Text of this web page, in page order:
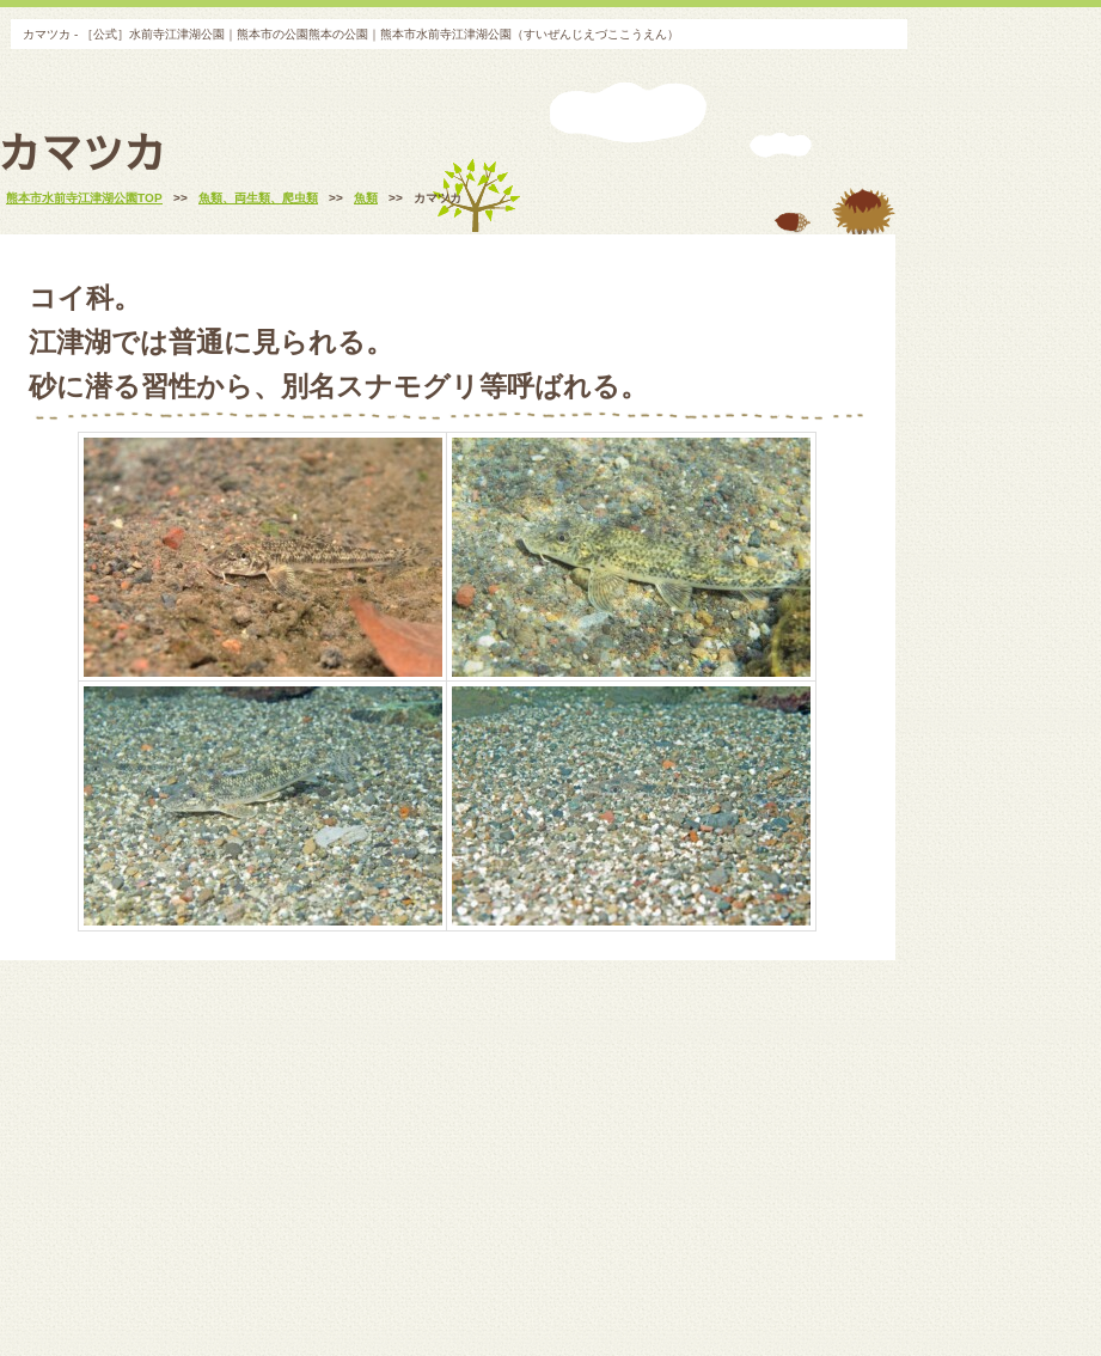
カマツカ - ［公式］水前寺江津湖公園｜熊本市の公園熊本の公園｜熊本市水前寺江津湖公園（すいぜんじえづここうえん）
カマツカ
熊本市水前寺江津湖公園TOP >> 魚類、両生類、爬虫類 >> 魚類 >> カマツカ
コイ科。
江津湖では普通に見られる。
砂に潜る習性から、別名スナモグリ等呼ばれる。